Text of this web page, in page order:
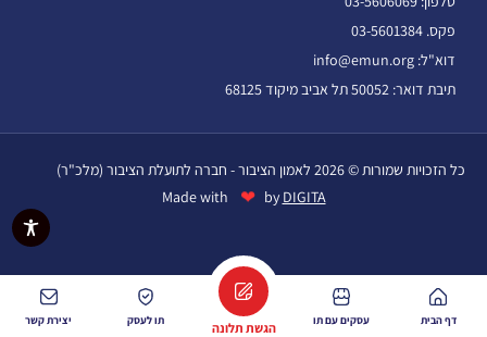
פקס. 03-5601384
דוא"ל: info@emun.org
תיבת דואר: 50052 תל אביב מיקוד 68125
כל הזכויות שמורות © 2026 לאמון הציבור - חברה לתועלת הציבור (מלכ"ר)
Made with
❤ by DIGITA
דף הבית עסקים עם תו הגשת תלונה תו לעסק יצירת קשר